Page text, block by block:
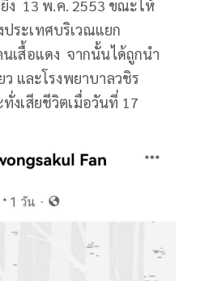
ง 13 พ.ค. 2553 ขณะให้
ระเทศบริเวณแยก
เสื้อแดง จากนั้นได้ถูกนำ
ว และโรงพยาบาลวชิร
งเสียชีวิตเมื่อวันที่ 17